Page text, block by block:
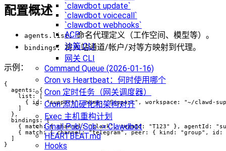
`clawdbot update`
`clawdbot voicecall`
`clawdbot webhooks`
ACP
沙箱 CLI
网关 CLI
Command Queue (2026-01-16)
Cron vs Heartbeat：何时使用哪个
Cron 定时任务（网关调度器）
Cron 添加硬化和架构对齐
Exec 主机重构计划
Gmail Pub/Sub -> Clawdbot
HEARTBEAT.md
Hooks
配置概述
agents.list：命名代理定义（工作空间、模型等）。
bindings：将入站通道/帐户/对等方映射到代理。
示例：
{
  agents: {
    list: [
{ id: "support", name: "Support", workspace: "~/clawd-
  },
  bindings: [
{ match: { channel: "slack", teamId: "T123" }, agentId:
{ match: { channel: "telegram", peer: { kind: "group",
}